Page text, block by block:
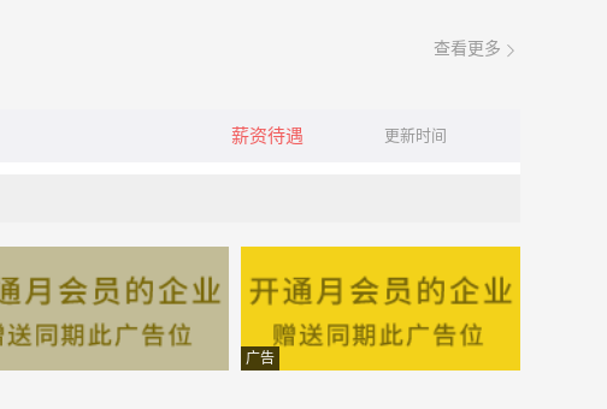
查看更多
薪资待遇 更新时间
广告